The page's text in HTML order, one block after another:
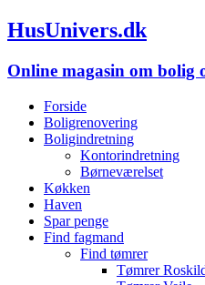
HusUnivers.dk
Online magasin om bolig
Forside
Boligrenovering
Boligindretning
Kontorindretning
Børneværelset
Køkken
Haven
Spar penge
Find fagmand
Find tømrer
Tømrer